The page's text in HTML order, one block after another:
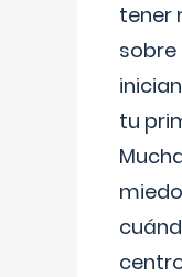
tener
sobre
tu